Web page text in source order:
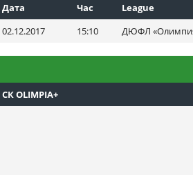
Дата Час League
02.12.2017
15:10 ДЮФЛ
СК OLIMPIA+